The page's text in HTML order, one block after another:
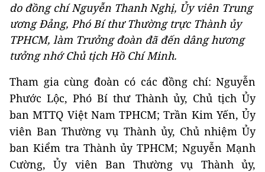
do đồng chí Nguyễn Thanh Nghị, Ủy viên Trung
ương Đảng, Phó Bí thư Thường trực Thành ủy
TPHCM, làm Trưởng đoàn đã đến dâng hương
tưởng nhớ Chủ tịch Hồ Chí Minh.
Tham gia cùng đoàn có các đồng chí: Nguyễn
Phước Lộc, Phó Bí thư Thành ủy, Chủ tịch Ủy
ban MTTQ Việt Nam TPHCM; Trần Kim Yến, Ủy
viên Ban Thường vụ Thành ủy, Chủ nhiệm Ủy
ban Kiểm tra Thành ủy TPHCM; Nguyễn Mạnh
Cường, Ủy viên Ban Thường vụ Thành ủy,